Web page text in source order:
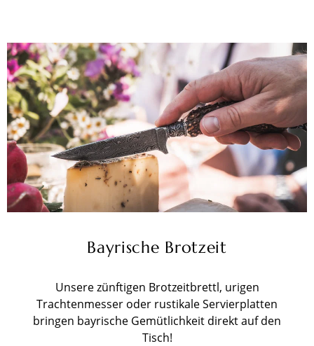
Bayrische Brotzeit
Unsere zünftigen Brotzeitbrettl, urigen
Trachtenmesser oder rustikale Servierplatten
bringen bayrische Gemütlichkeit direkt auf den
Tisch!